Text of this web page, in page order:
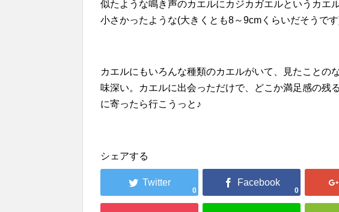
似たような鳴き声のカエルにカジカガエルというカエ
小さかったような(大きくとも8～9cmくらいだそうです)
カエルにもいろんな種類のカエルがいて、見たことの
味深い。カエルに出会っただけで、どこか満足感の残
に寄ったら行こうっと♪
シェアする
0 0